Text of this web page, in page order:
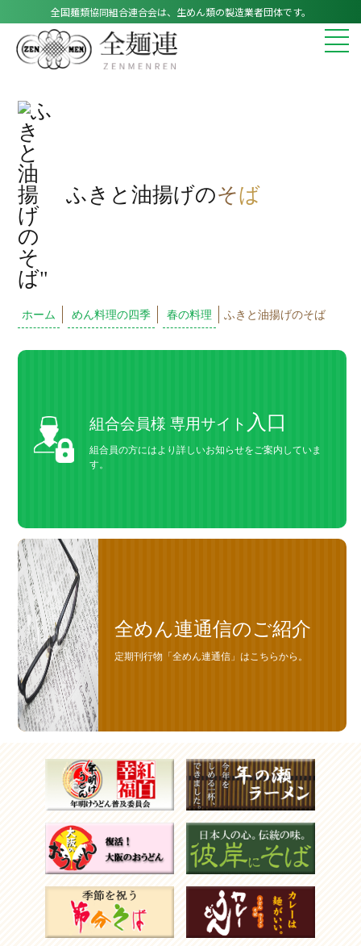
全国麺類協同組合連合会は、生めん類の製造業者団体です。
ふきと油揚げのそば
ホーム めん料理の四季 春の料理 ふきと油揚げのそば
組合会員様 専用サイト 入口
組合員の方にはより詳しいお知らせをご案内していま
す。
全めん連通信のご紹介
定期刊行物「全めん連通信」はこちらから。